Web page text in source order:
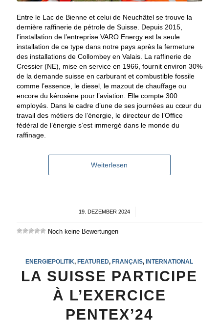
Entre le Lac de Bienne et celui de Neuchâtel se trouve la
dernière raffinerie de pétrole de Suisse. Depuis 2015,
l’installation de l’entreprise VARO Energy est la seule
installation de ce type dans notre pays après la fermeture
des installations de Collombey en Valais. La raffinerie de
Cressier (NE), mise en service en 1966, fournit environ 30%
de la demande suisse en carburant et combustible fossile
comme l’essence, le diesel, le mazout de chauffage ou
encore du kérosène pour l’aviation. Elle compte 300
employés. Dans le cadre d’une de ses journées au cœur du
travail des métiers de l’énergie, le directeur de l’Office
fédéral de l’énergie s’est immergé dans le monde du
raffinage.
Weiterlesen
19. DEZEMBER 2024
/
Noch keine Bewertungen
ENERGIEPOLITIK,FEATURED,FRANÇAIS,INTERNATIONAL
LA SUISSE PARTICIPE
À L’EXERCICE
PENTEX’24